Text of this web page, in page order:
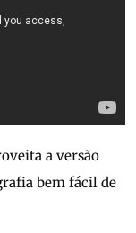
a versão
bem fácil de